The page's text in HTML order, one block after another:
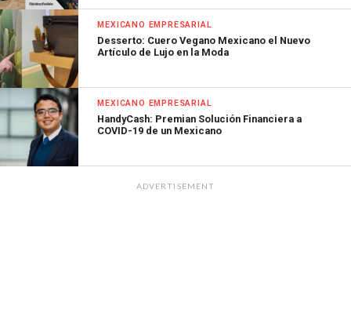
MEXICANO EMPRESARIAL
Desserto: Cuero Vegano Mexicano el Nuevo
Artículo de Lujo en la Moda
MEXICANO EMPRESARIAL
HandyCash: Premian Solución Financiera a
COVID-19 de un Mexicano
ADVERTISEMENT